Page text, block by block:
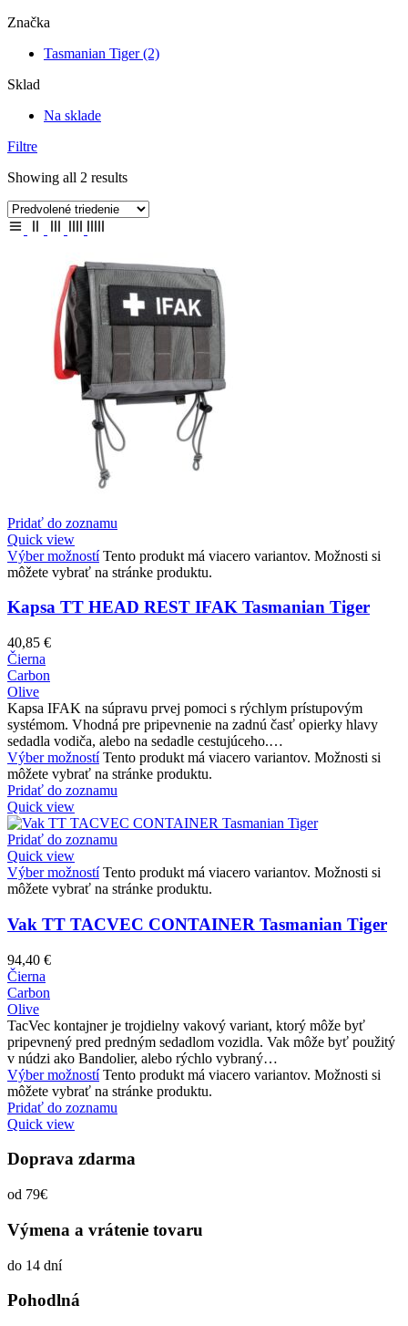
Značka
Tasmanian Tiger(2)
Sklad
Na sklade
Filtre
Showing all 2 results
Pridať do zoznamu
Quick view
Výber možností Tento produkt má viacero variantov. Možnosti si
môžete vybrať na stránke produktu.
Kapsa TT HEAD REST IFAK Tasmanian Tiger
40,85 €
Čierna
Carbon
Olive
Kapsa IFAK na súpravu prvej pomoci s rýchlym prístupovým
systémom. Vhodná pre pripevnenie na zadnú časť opierky hlavy
sedadla vodiča, alebo na sedadle cestujúceho.…
Výber možností Tento produkt má viacero variantov. Možnosti si
môžete vybrať na stránke produktu.
Pridať do zoznamu
Quick view
Pridať do zoznamu
Quick view
Výber možností Tento produkt má viacero variantov. Možnosti si
môžete vybrať na stránke produktu.
Vak TT TACVEC CONTAINER Tasmanian Tiger
94,40 €
Čierna
Carbon
Olive
TacVec kontajner je trojdielny vakový variant, ktorý môže byť
pripevnený pred predným sedadlom vozidla. Vak môže byť použitý
v núdzi ako Bandolier, alebo rýchlo vybraný…
Výber možností Tento produkt má viacero variantov. Možnosti si
môžete vybrať na stránke produktu.
Pridať do zoznamu
Quick view
Doprava zdarma
od 79€
Výmena a vrátenie tovaru
do 14 dní
Pohodlná